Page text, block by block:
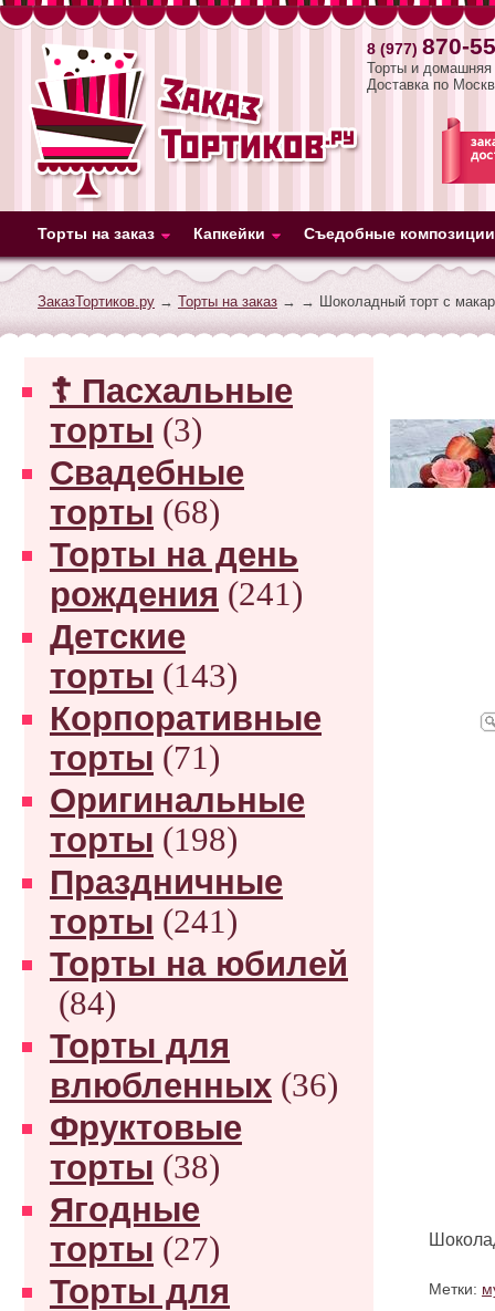
8 (977) 870-
Торты и домашняя
Доставка по
Торты на заказ Капкейки Съедобные композиции
ЗаказТортиков.ру → Торты на заказ → → Шоколадный торт с
☦ Пасхальные
торты (3)
Свадебные
торты (68)
Торты на день
рождения (241)
Детские
торты (143)
Корпоративные
торты (71)
Оригинальные
торты (198)
Праздничные
торты (241)
Торты на юбилей
(84)
Торты для
влюбленных (36)
Фруктовые
торты (38)
Ягодные
торты (27)
Торты для
Метки: